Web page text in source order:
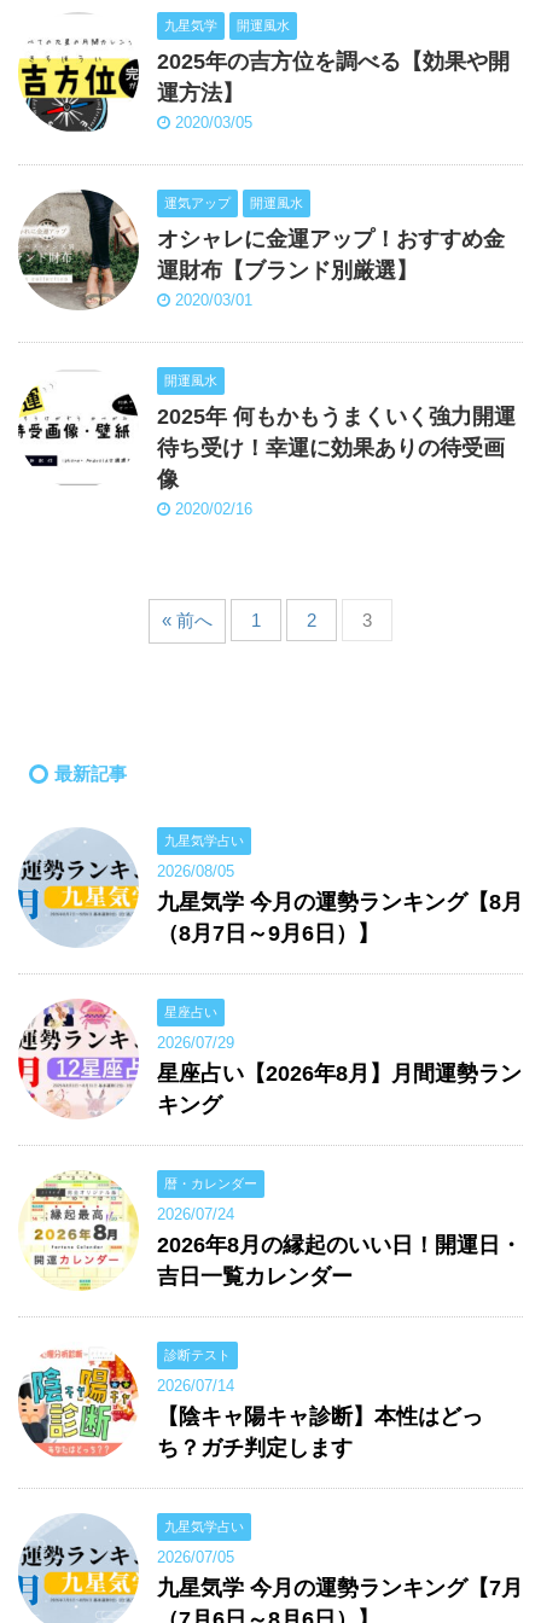
九星気学 開運風水
2025年の吉方位を調べる【効果や開
運方法】
2020/03/05
運気アップ 開運風水
オシャレに金運アップ！おすすめ金
運財布【ブランド別厳選】
2020/03/01
開運風水
2025年 何もかもうまくいく強力開運
待ち受け！幸運に効果ありの待受画
像
2020/02/16
« 前へ 1 2 3
最新記事
九星気学占い
2026/08/05
九星気学 今月の運勢ランキング【8月
（8月7日～9月6日）】
星座占い
2026/07/29
星座占い【2026年8月】月間運勢ラン
キング
暦・カレンダー
2026/07/24
2026年8月の縁起のいい日！開運日・
吉日一覧カレンダー
診断テスト
2026/07/14
【陰キャ陽キャ診断】本性はどっ
ち？ガチ判定します
九星気学占い
2026/07/05
九星気学 今月の運勢ランキング【7月